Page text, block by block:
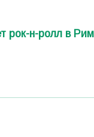
рок-н-ролл в